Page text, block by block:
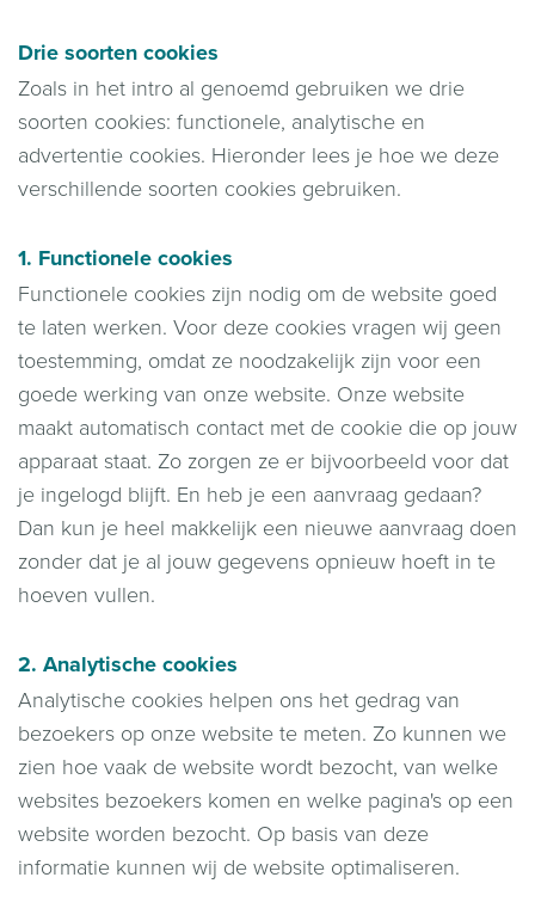
Drie soorten cookies
Zoals in het intro al genoemd gebruiken we drie
soorten cookies: functionele, analytische en
advertentie cookies. Hieronder lees je hoe we deze
verschillende soorten cookies gebruiken.
1. Functionele cookies
Functionele cookies zijn nodig om de website goed
te laten werken. Voor deze cookies vragen wij geen
toestemming, omdat ze noodzakelijk zijn voor een
goede werking van onze website. Onze website
maakt automatisch contact met de cookie die op jouw
apparaat staat. Zo zorgen ze er bijvoorbeeld voor dat
je ingelogd blijft. En heb je een aanvraag gedaan?
Dan kun je heel makkelijk een nieuwe aanvraag doen
zonder dat je al jouw gegevens opnieuw hoeft in te
hoeven vullen.
2. Analytische cookies
Analytische cookies helpen ons het gedrag van
bezoekers op onze website te meten. Zo kunnen we
zien hoe vaak de website wordt bezocht, van welke
websites bezoekers komen en welke pagina's op een
website worden bezocht. Op basis van deze
informatie kunnen wij de website optimaliseren.